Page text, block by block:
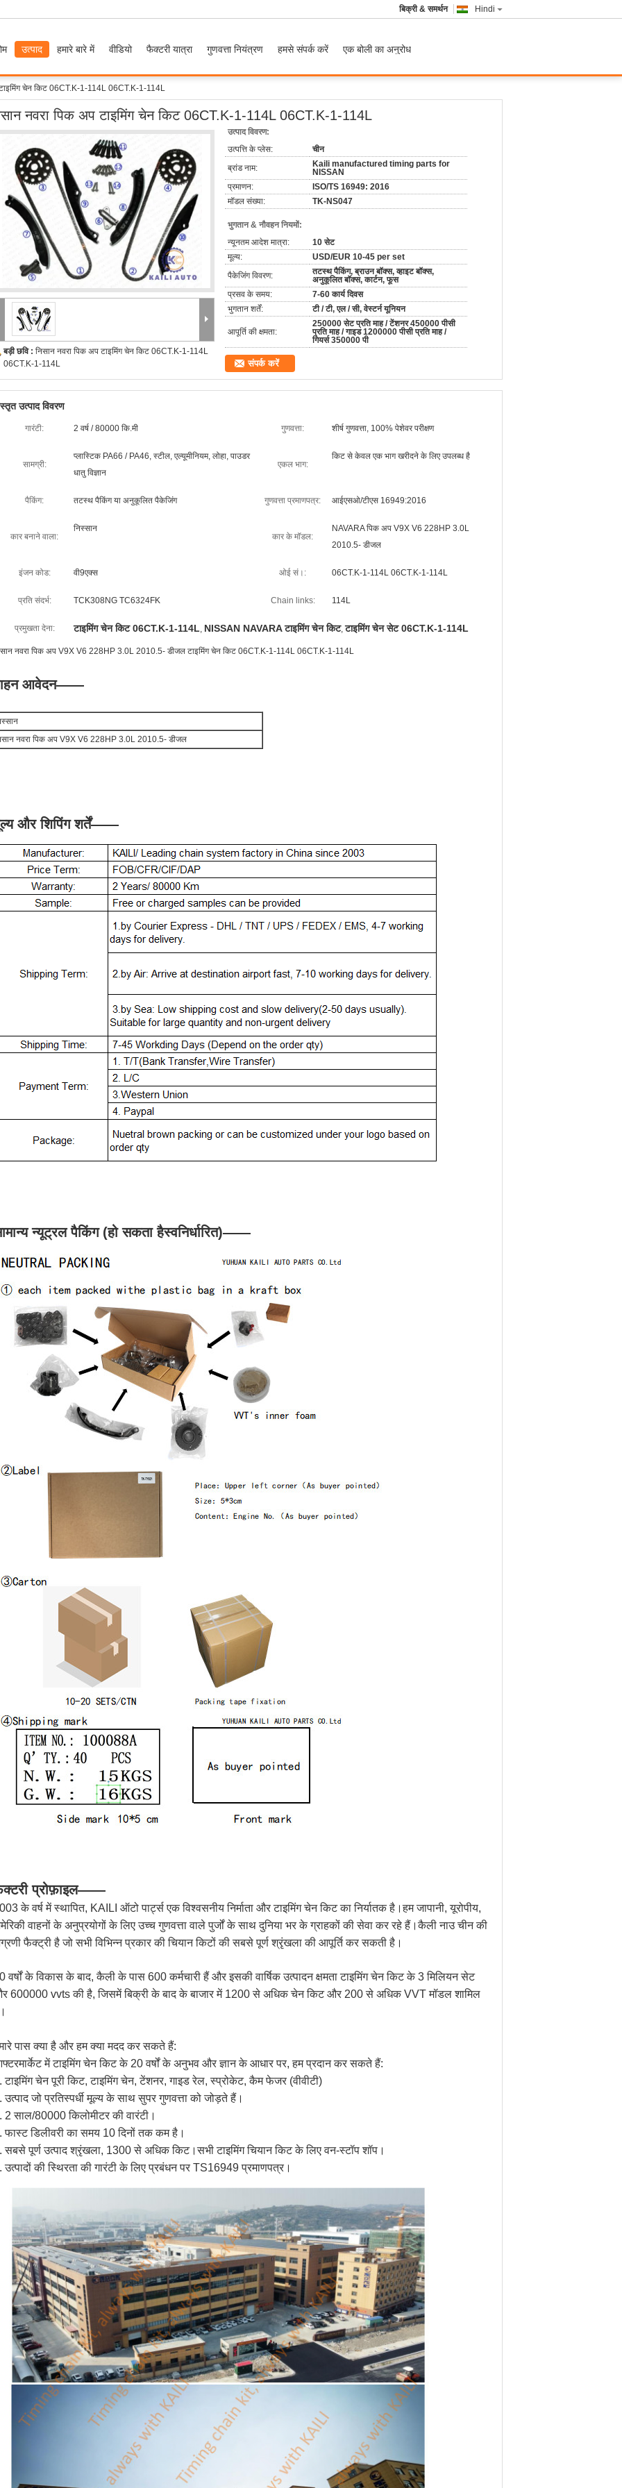
Hindi
बिक्री & समर्थन
उत्पाद हमारे बारे में वीडियो फैक्टरी यात्रा गुणवत्ता नियंत्रण हमसे संपर्क करें एक बोली का अनुरोध
चेन किट 06CT.K-1-114L 06CT.K-1-114L
नवरा पिक अप टाइमिंग चेन किट 06CT.K-1-114L 06CT.K-1-114L
बड़ी छवि : निसान नवरा पिक अप टाइमिंग चेन किट 06CT.K-1-114L
06CT.K-1-114L
उत्पाद विवरण:
उत्पत्ति के प्लेस:
चीन
ब्रांड नाम:
Kaili manufactured timing parts for
NISSAN
प्रमाणन:
ISO/TS 16949: 2016
मॉडल संख्या:
TK-NS047
भुगतान & नौवहन नियमों:
न्यूनतम आदेश मात्रा:
10 सेट
मूल्य:
USD/EUR 10-45 per set
पैकेजिंग विवरण:
तटस्थ पैकिंग, ब्राउन बॉक्स, व्हाइट बॉक्स,
अनुकूलित बॉक्स, कार्टन, फूस
प्रसव के समय:
7-60 कार्य दिवस
भुगतान शर्तें:
टी / टी, एल / सी, वेस्टर्न यूनियन
आपूर्ति की क्षमता:
250000 सेट प्रति माह / टेंशनर 450000 पीसी
प्रति माह / गाइड 1200000 पीसी प्रति माह /
गियर्स 350000 पी
संपर्क करें
उत्पाद विवरण
गारंटी: 2 वर्ष / 80000 कि.मी गुणवत्ता: शीर्ष गुणवत्ता, 100% पेशेवर परीक्षण
सामग्री:
प्लास्टिक PA66 / PA46, स्टील, एल्यूमीनियम, लोहा, पाउडर
धातु विज्ञान
एकल भाग:
किट से केवल एक भाग खरीदने के लिए उपलब्ध है
पैकिंग: तटस्थ पैकिंग या अनुकूलित पैकेजिंग गुणवत्ता प्रमाणपत्र: आईएसओ/टीएस 16949:2016
कार बनाने वाला:
निस्सान
कार के मॉडल:
NAVARA पिक अप V9X V6 228HP 3.0L
2010.5- डीजल
इंजन कोड: वी9एक्स ओई सं।: 06CT.K-1-114L 06CT.K-1-114L
प्रति संदर्भ: TCK308NG TC6324FK Chain links: 114L
प्रमुखता देना: टाइमिंग चेन किट 06CT.K-1-114L, NISSAN NAVARA टाइमिंग चेन किट,टाइमिंग चेन सेट 06CT.K-1-114L
नवरा पिक अप V9X V6 228HP 3.0L 2010.5- डीजल टाइमिंग चेन किट 06CT.K-1-114L 06CT.K-1-114L
आवेदन——
नवरा पिक अप V9X V6 228HP 3.0L 2010.5- डीजल
और शिपिंग शर्तें——
न्यूट्रल पैकिंग (हो सकता हैस्वनिर्धारित)——
प्रोफ़ाइल——
के वर्ष में स्थापित, KAILI ऑटो पार्ट्स एक विश्वसनीय निर्माता और टाइमिंग चेन किट का निर्यातक है।हम जापानी, यूरोपीय,
वाहनों के अनुप्रयोगों के लिए उच्च गुणवत्ता वाले पुर्जों के साथ दुनिया भर के ग्राहकों की सेवा कर रहे हैं।कैली नाउ चीन की
फैक्ट्री है जो सभी विभिन्न प्रकार की चियान किटों की सबसे पूर्ण श्रृंखला की आपूर्ति कर सकती है।
वर्षों के विकास के बाद, कैली के पास 600 कर्मचारी हैं और इसकी वार्षिक उत्पादन क्षमता टाइमिंग चेन किट के 3 मिलियन सेट
600000 vvts की है, जिसमें बिक्री के बाद के बाजार में 1200 से अधिक चेन किट और 200 से अधिक VVT मॉडल शामिल
पास क्या है और हम क्या मदद कर सकते हैं:
में टाइमिंग चेन किट के 20 वर्षों के अनुभव और ज्ञान के आधार पर, हम प्रदान कर सकते हैं:
टाइमिंग चेन पूरी किट, टाइमिंग चेन, टेंशनर, गाइड रेल, स्प्रोकेट, कैम फेजर (वीवीटी)
उत्पाद जो प्रतिस्पर्धी मूल्य के साथ सुपर गुणवत्ता को जोड़ते हैं।
2 साल/80000 किलोमीटर की वारंटी।
फास्ट डिलीवरी का समय 10 दिनों तक कम है।
सबसे पूर्ण उत्पाद श्रृंखला, 1300 से अधिक किट।सभी टाइमिंग चियान किट के लिए वन-स्टॉप शॉप।
उत्पादों की स्थिरता की गारंटी के लिए प्रबंधन पर TS16949 प्रमाणपत्र।